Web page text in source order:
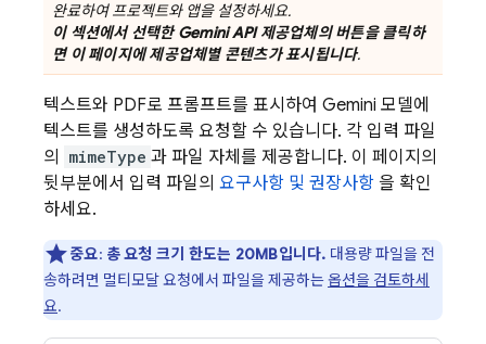
완료하여 프로젝트와 앱을 설정하세요.
이 섹션에서 선택한Gemini API제공업체의 버튼을 클릭하
면 이 페이지에 제공업체별 콘텐츠가 표시됩니다.
텍스트와 PDF로 프롬프트를 표시하여 Gemini 모델에
텍스트를 생성하도록 요청할 수 있습니다. 각 입력 파일
의
mimeType 과 파일 자체를 제공합니다. 이 페이지의
뒷부분에서 입력 파일의 요구사항 및 권장사항 을 확인
하세요.
중요: 총 요청 크기 한도는 20MB입니다. 대용량 파일을 전
송하려면 멀티모달 요청에서 파일을 제공하는옵션을 검토하세
요.